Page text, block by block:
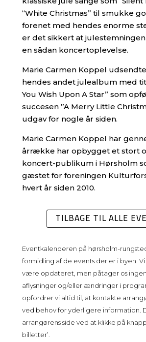
“White Christmas” til smukke
forenet med hendes enorme
er det sikkert at
en sådan koncertoplevelse.
Marie Carmen Koppel udsendte
hendes andet julealbum med
You Wish Upon A Star” som
succesen ”A Merry Little
udgav for nogle år siden.
Marie Carmen Koppel har
årrække har opbygget et stort
koncert-publikum i Hørsholm
gæstet for foreningen
hvert år siden 2010.
TILBAGE TIL ALLE
Eventkalenderen på hørsholm-
formidling af de events der er i byen.
være opdateret, men påtager os ingen
aflysninger og/eller ændringer i
opfordrer vi altid til, at kontakte
ved behov for yderligere information.
arrangørens side ved at klikke på
billetter’.